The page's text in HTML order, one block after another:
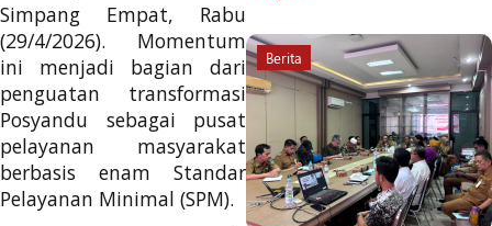
Simpang Empat, Rabu
(29/4/2026). Momentum
ini menjadi bagian dari
penguatan transformasi
Posyandu sebagai pusat
pelayanan masyarakat
berbasis enam Standar
Pelayanan Minimal (SPM).
Berita